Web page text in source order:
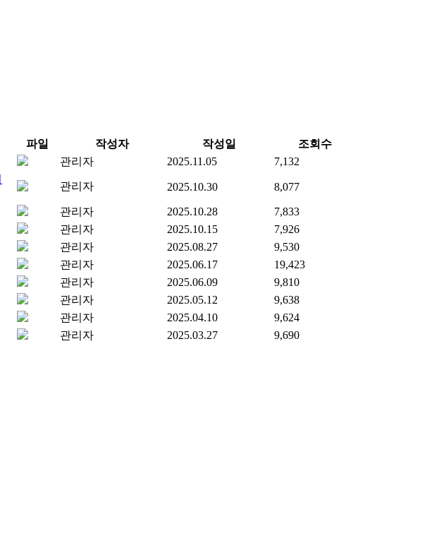
파일 작성자 작성일
조회수
관리자 2025.11.05 7,132
관리자 2025.10.30 8,077
관리자 2025.10.28
7,833
관리자 2025.10.15
7,926
관리자 2025.08.27
9,530
관리자 2025.06.17
19,423
관리자 2025.06.09
9,810
관리자 2025.05.12
9,638
관리자 2025.04.10
9,624
관리자 2025.03.27 9,690